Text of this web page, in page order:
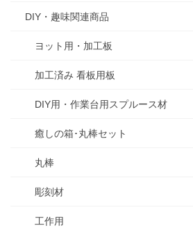
DIY・趣味関連商品
ヨット用・加工板
加工済み 看板用板
DIY用・作業台用スプルース材
癒しの箱･丸棒セット
丸棒
彫刻材
工作用